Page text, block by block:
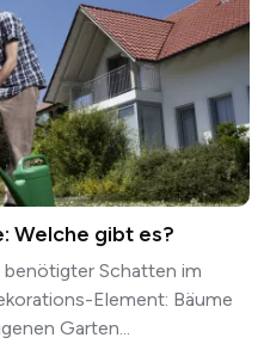
Welche gibt es?
Schatten im
Element: Bäume
Garten...